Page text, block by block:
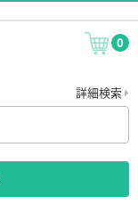
0
詳細検索